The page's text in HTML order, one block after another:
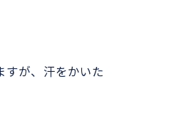
すが、汗をかいた